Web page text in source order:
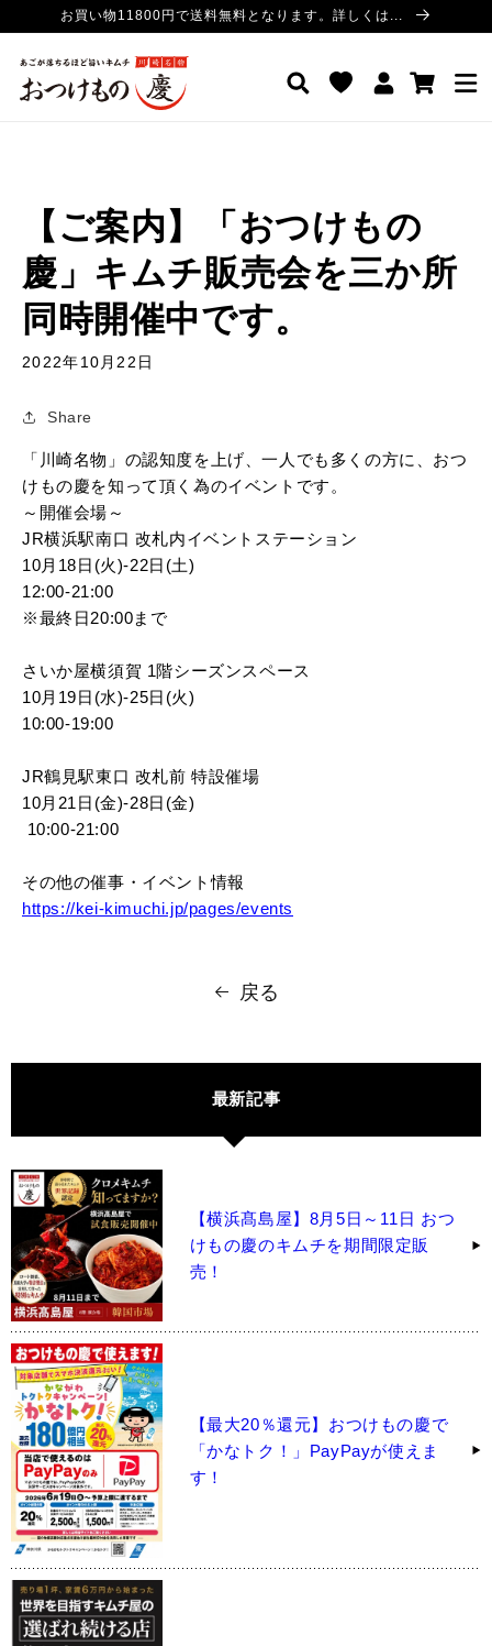
ンツにお買い物11800円で送料無料となります。詳しくは...
グ
イ
ー
【ご案内】「おつけもの
慶」キムチ販売会を三か所
同時開催中です。
2022年10月22日
Share
「川崎名物」の認知度を上げ、一人でも多くの方に、おつ
けもの慶を知って頂く為のイベントです。
～開催会場～
JR横浜駅南口 改札内イベントステーション
10月18日(火)-22日(土)
12:00‐21:00
※最終日20:00まで
さいか屋横須賀 1階シーズンスペース
10月19日(水)-25日(火)
10:00‐19:00
JR鶴見駅東口 改札前 特設催場
10月21日(金)-28日(金)
10:00-21:00
その他の催事・イベント情報
https://kei-kimuchi.jp/pages/events
戻る
最新記事
【横浜髙島屋】8月5日～11日 おつ
けもの慶のキムチを期間限定販
売！
【最大20％還元】おつけもの慶で
「かなトク！」PayPayが使えま
す！